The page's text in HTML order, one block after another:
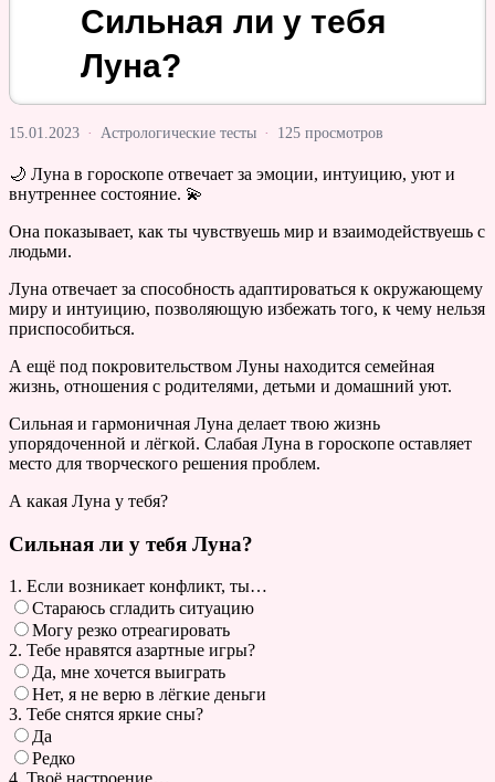
Сильная ли у тебя
Луна?
15.01.2023 · Астрологические тесты · 125 просмотров
🌙 Луна в гороскопе отвечает за эмоции, интуицию, уют и
внутреннее состояние. 💫
Она показывает, как ты чувствуешь мир и взаимодействуешь с
людьми.
Луна отвечает за способность адаптироваться к окружающему
миру и интуицию, позволяющую избежать того, к чему нельзя
приспособиться.
А ещё под покровительством Луны находится семейная
жизнь, отношения с родителями, детьми и домашний уют.
Сильная и гармоничная Луна делает твою жизнь
упорядоченной и лёгкой. Слабая Луна в гороскопе оставляет
место для творческого решения проблем.
А какая Луна у тебя?
Сильная ли у тебя Луна?
1. Если возникает конфликт, ты…
Стараюсь сгладить ситуацию
Могу резко отреагировать
2. Тебе нравятся азартные игры?
Да, мне хочется выиграть
Нет, я не верю в лёгкие деньги
3. Тебе снятся яркие сны?
Да
Редко